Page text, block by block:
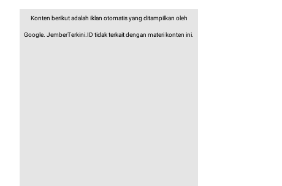
Konten berikut adalah iklan otomatis yang ditampilkan oleh
Google. JemberTerkini.ID tidak terkait dengan materi konten ini.